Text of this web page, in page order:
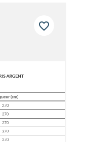
favorite_border